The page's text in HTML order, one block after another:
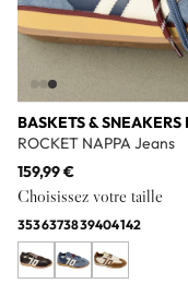
BASKETS &
ROCKET NAPPA Jeans
159,99 €
Choisissez votre taille
3536373839404142